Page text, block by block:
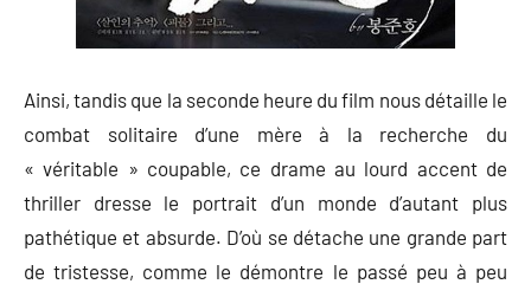
Ainsi, tandis que la seconde heure du film nous détaille le
combat solitaire d’une mère à la recherche du
« véritable » coupable, ce drame au lourd accent de
thriller dresse le portrait d’un monde d’autant plus
pathétique et absurde. D’où se détache une grande part
de tristesse, comme le démontre le passé peu à peu